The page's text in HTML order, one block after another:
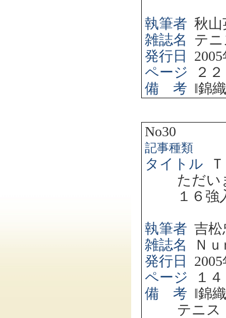
執筆者 秋山
雑誌名
テ
発行日
2005
ページ
２
備 考 ‖錦
No30
記事種類
タイトル
ただ
１６
執筆者 吉松
雑誌名
Ｎ
発行日
2005
ページ
１
備 考 ‖錦
テニス